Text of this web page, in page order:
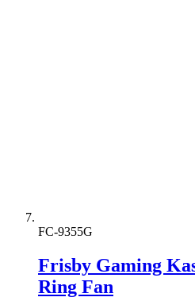
FC-9355G
Frisby Gaming
Ring Fan